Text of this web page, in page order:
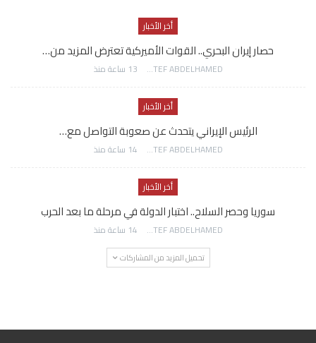
أخر الأخبار
حصار إيران البحري.. القوات الأميركية تعترض المزيد من…
AWATEF ABDELHAMED 13 ساعة منذ
أخر الأخبار
الرئيس الإيراني يتحدث عن صعوبة التواصل مع…
AWATEF ABDELHAMED 14 ساعة منذ
أخر الأخبار
سوريا وحصر السلاح.. اختبار الدولة في مرحلة ما بعد الحرب
AWATEF ABDELHAMED 14 ساعة منذ
تحميل المزيد من المشاركات